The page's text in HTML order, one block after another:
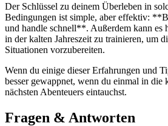
​Der Schlüssel zu deinem ‌Überleben in
Bedingungen​ ist simple,⁤ aber effektiv:‌
und handle ⁢schnell**.⁤ Außerdem ⁤kann es
in der kalten Jahreszeit zu trainieren, um
Situationen vorzubereiten.
Wenn du einige dieser⁣ Erfahrungen ​und⁣
besser ⁤gewappnet, wenn du einmal in⁣ die
nächsten Abenteuers eintauchst. ⁣
Fragen & Antworten